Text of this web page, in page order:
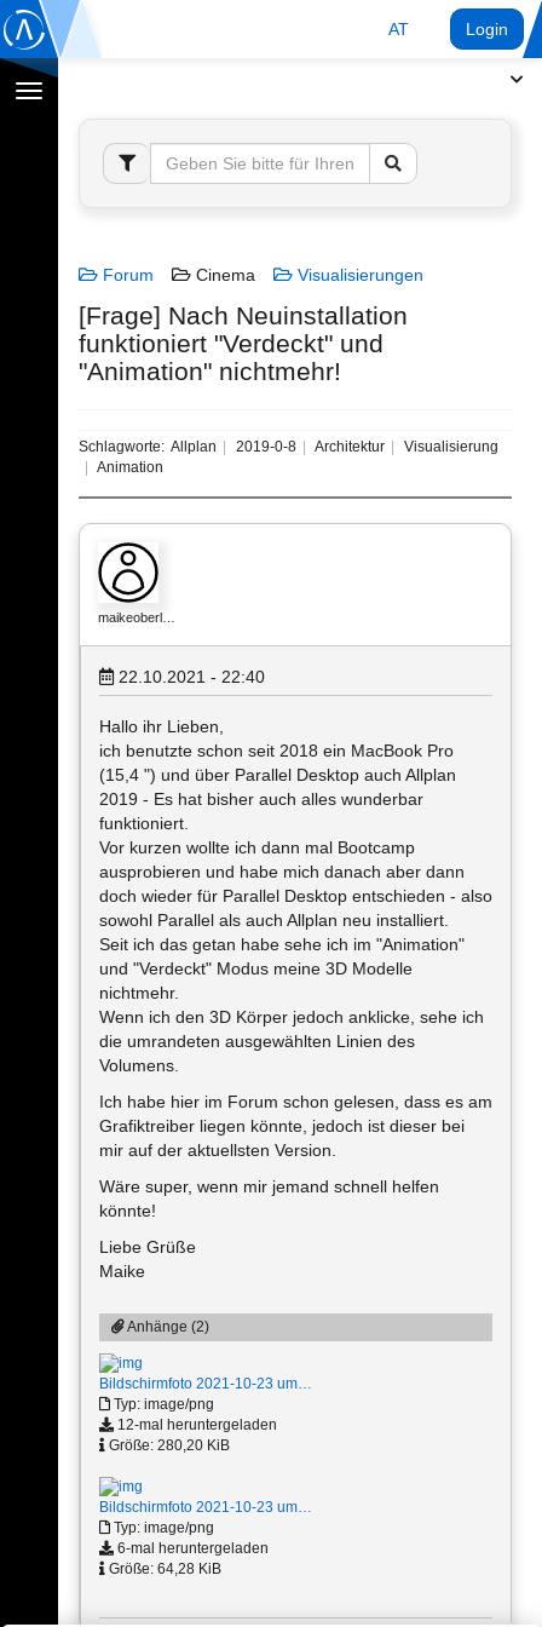
AT Login
Navigation
umschalten
Forum Cinema Visualisierungen
[Frage] Nach Neuinstallation
funktioniert "Verdeckt" und
"Animation" nichtmehr!
Schlagworte: Allplan 2019-0-8 Architektur
Visualisierung
Animation
maikeoberl…
22.10.2021 - 22:40
Hallo ihr Lieben,
ich benutzte schon seit 2018 ein MacBook Pro
(15,4 ") und über Parallel Desktop auch Allplan
2019 - Es hat bisher auch alles wunderbar
funktioniert.
Vor kurzen wollte ich dann mal Bootcamp
ausprobieren und habe mich danach aber dann
doch wieder für Parallel Desktop entschieden - also
sowohl Parallel als auch Allplan neu installiert.
Seit ich das getan habe sehe ich im "Animation"
und "Verdeckt" Modus meine 3D Modelle
nichtmehr.
Wenn ich den 3D Körper jedoch anklicke, sehe ich
die umrandeten ausgewählten Linien des
Volumens.
Ich habe hier im Forum schon gelesen, dass es am
Grafiktreiber liegen könnte, jedoch ist dieser bei
mir auf der aktuellsten Version.
Wäre super, wenn mir jemand schnell helfen
könnte!
Liebe Grüße
Maike
Anhänge (2)
Bildschirmfoto 2021-10-23 um…
Typ: image/png
12-mal heruntergeladen
Größe: 280,20 KiB
Bildschirmfoto 2021-10-23 um…
Typ: image/png
6-mal heruntergeladen
Größe: 64,28 KiB